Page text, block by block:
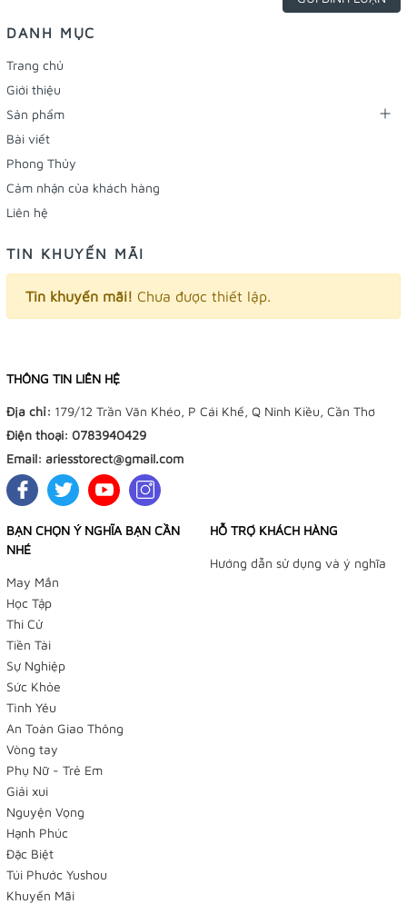
DANH MỤC
Trang chủ
Giới thiệu
Sản phẩm
Bài viết
Phong Thủy
Cảm nhận của khách hàng
Liên hệ
TIN KHUYẾN MÃI
Tin khuyến mãi! Chưa được thiết lập.
THÔNG TIN LIÊN HỆ
Địa chỉ: 179/12 Trần Văn Khéo, P Cái Khế, Q Ninh Kiều, Cần Thơ
Điện thoại: 0783940429
Email: ariesstorect@gmail.com
BẠN CHỌN Ý NGHĨA BẠN CẦN
NHÉ
May Mắn
Học Tập
Thi Cử
Tiền Tài
Sự Nghiệp
Sức Khỏe
Tình Yêu
An Toàn Giao Thông
Vòng tay
Phụ Nữ - Trẻ Em
Giải xui
Nguyện Vọng
Hạnh Phúc
Đặc Biệt
Túi Phước Yushou
Khuyến Mãi
HỖ TRỢ KHÁCH HÀNG
Hướng dẫn sử dụng và ý nghĩa